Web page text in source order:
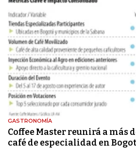
GASTRONOMÍA
Coffee Master reunirá a más
café de especialidad en